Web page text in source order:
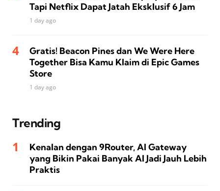
Tapi Netflix Dapat Jatah Eksklusif 6 Jam
1 day ago
Gratis! Beacon Pines dan We Were Here
Together Bisa Kamu Klaim di Epic Games
Store
1 day ago
Trending
Kenalan dengan 9Router, AI Gateway
yang Bikin Pakai Banyak AI Jadi Jauh Lebih
Praktis